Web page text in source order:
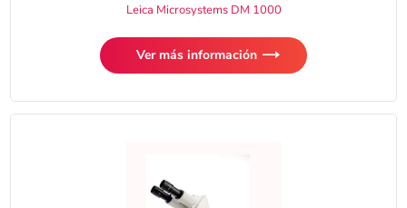
Leica Microsystems DM 1000
Ver más información